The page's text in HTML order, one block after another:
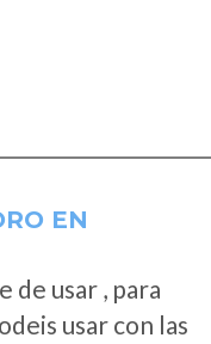
EN
de usar , para
usar con las